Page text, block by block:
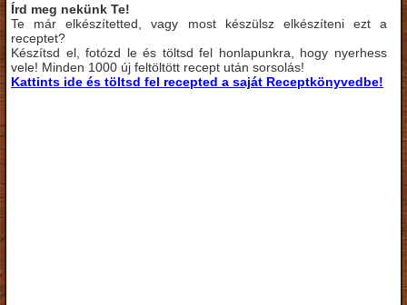
Írd meg nekünk Te!
Te már elkészítetted, vagy most készülsz elkészíteni ezt a
receptet?
Készítsd el, fotózd le és töltsd fel honlapunkra, hogy nyerhess
vele! Minden 1000 új feltöltött recept után sorsolás!
Kattints ide és töltsd fel recepted a saját Receptkönyvedbe!